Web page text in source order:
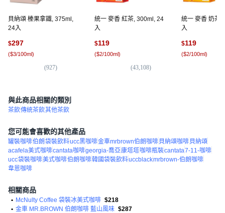
貝納頌 榛果拿鐵, 375ml,
24入
$297
($3/100ml)
(927)
統一 麥香 紅茶, 300ml, 24
入
$119
($2/100ml)
(43,108)
統一 麥香 奶茶,
入
$119
($2/100ml)
與此商品相關的類別
茶飲傳統茶飲其他茶飲
您可能會喜歡的其他產品
罐裝咖啡伯朗 袋裝飲料ucc黑咖啡金車mrbrown伯朗咖啡貝納頌咖啡貝納頌
acafela美式咖啡cantata咖啡georgia-喬亞康塔塔咖啡瓶裝cantata7-11-咖啡
ucc袋裝咖啡美式咖啡伯朗咖啡韓國袋裝飲料uccblackmrbrown-伯朗咖啡
韋恩咖啡
相關商品
• McNulty Coffee 袋裝冰美式咖啡 $218
• 金車 MR.BROWN 伯朗咖啡 藍山風味 $287